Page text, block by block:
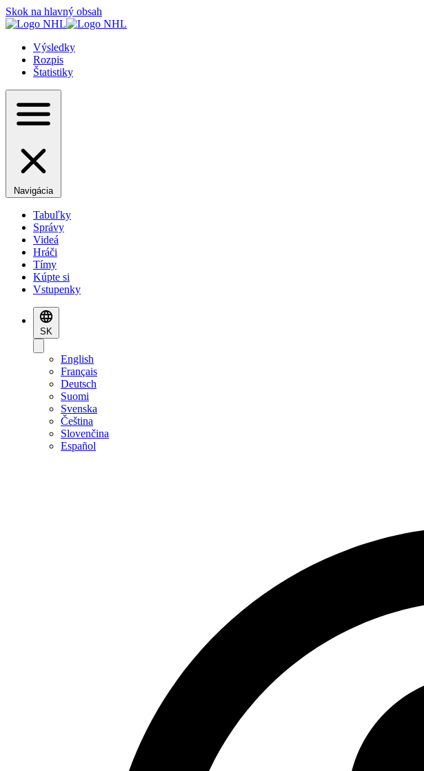
Skok na hlavný obsah
Výsledky
Rozpis
Štatistiky
Navigácia
Tabuľky
Správy
Videá
Hráči
Tímy
Kúpte si
Vstupenky
SK
English
Français
Deutsch
Suomi
Svenska
Čeština
Slovenčina
Español